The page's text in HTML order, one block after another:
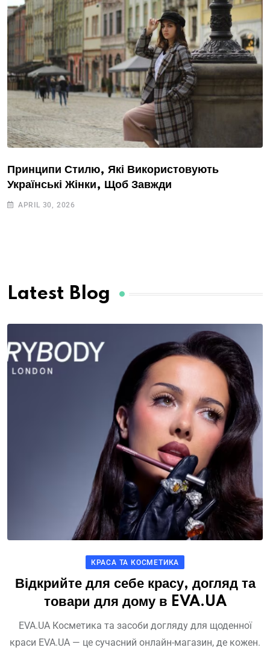
Принципи Стилю, Які Використовують
Українські Жінки, Щоб Завжди
APRIL 30, 2026
КРАСА ТА КОСМЕТИКА
Відкрийте для себе красу, догляд та
товари для дому в EVA.UA
EVA.UA Косметика та засоби догляду для щоденної
краси EVA.UA — це сучасний онлайн-магазин, де кожен.